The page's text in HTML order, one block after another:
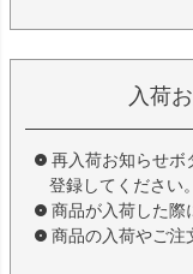
入荷
再入荷お知らせボ
登録してください。
商品が入荷した際
商品の入荷やご注